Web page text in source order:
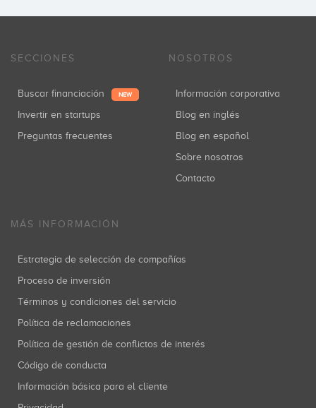
SECCIONES
Buscar financiación NEW
Invertir en startups
Preguntas frecuentes
NOSOTROS
Información corporativa
Blog en inglés
Blog en español
Sobre nosotros
Contacto
MÁS INFORMACIÓN
Estrategia de selección de compañías
Proceso de inversión
Términos y condiciones del servicio
Política de reclamaciones
Política de gestión de conflictos de interés
Código de conducta
Información básica para el cliente